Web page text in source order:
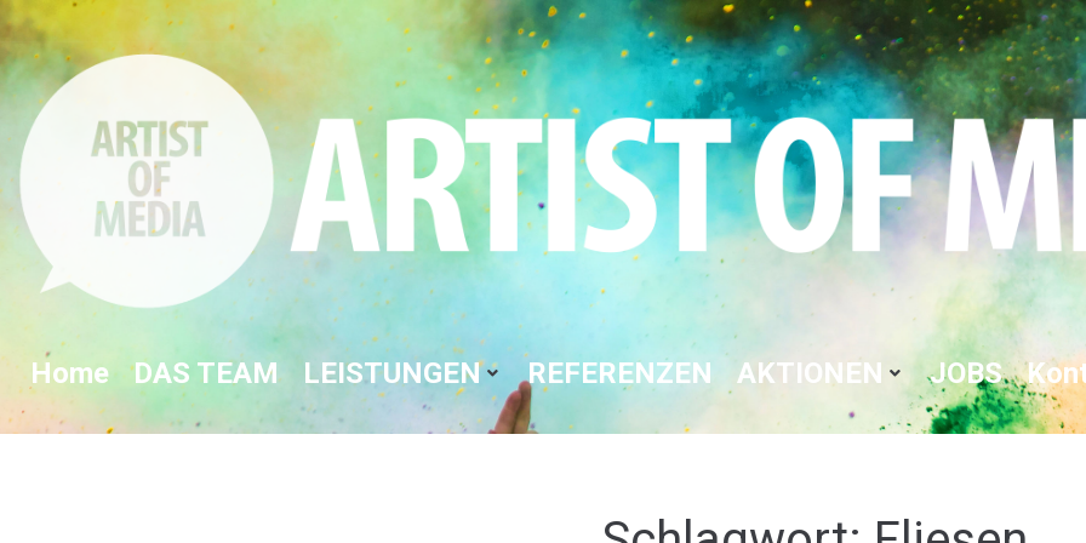
Home DAS TEAM LEISTUNGEN REFERENZEN AKTIONEN JOBS